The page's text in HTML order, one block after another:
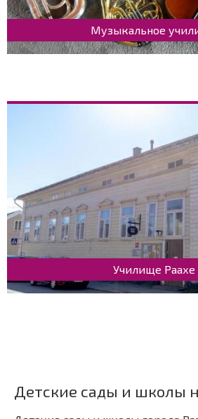
Музыкальное
Училище Раахе
Детские сады и школы